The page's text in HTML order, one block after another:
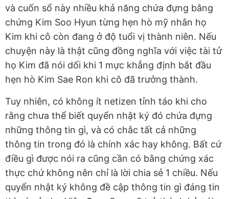
và cuốn sổ này nhiều khả năng chứa đựng bằng
chứng Kim Soo Hyun từng hẹn hò mỹ nhân họ
Kim khi cô còn đang ở độ tuổi vị thành niên. Nếu
chuyện này là thật cũng đồng nghĩa với việc tài tử
họ Kim đã nói dối khi 1 mực khẳng định bắt đầu
hẹn hò Kim Sae Ron khi cô đã trưởng thành.
Tuy nhiên, có không ít netizen tỉnh táo khi cho
rằng chưa thể biết quyển nhật ký đó chứa đựng
những thông tin gì, và có chắc tất cả những
thông tin trong đó là chính xác hay không. Bất cứ
điều gì được nói ra cũng cần có bằng chứng xác
thực chứ không nên chỉ là lời chia sẻ 1 chiều. Nếu
quyển nhật ký không đề cập thông tin gì đáng tin